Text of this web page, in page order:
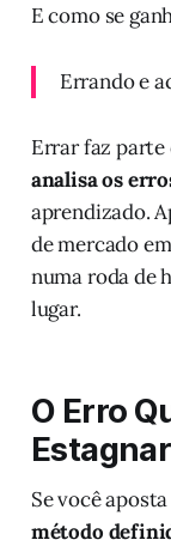
E como se
Errando e
Errar faz parte
analisa os
aprendizado.
de mercado
numa roda de
lugar.
O Erro
Estagnar
Se você
método